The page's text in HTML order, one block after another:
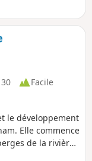
et la prison,
puis devant les
revenir au point
Development.
Facile
le développement
Elle commence
de la rivière,